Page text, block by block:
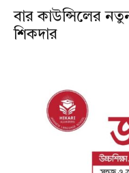
বার কাউন্সিলের
শিকদার